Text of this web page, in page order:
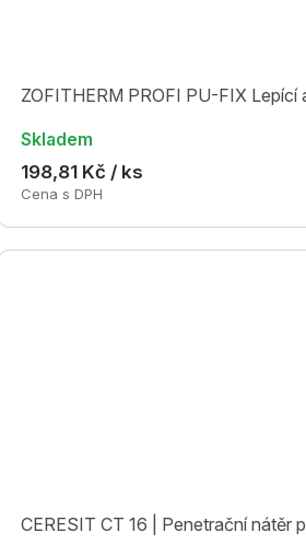
ZOFITHERM PROFI PU-FIX
Skladem
198,81 Kč / ks
Cena s DPH
CERESIT CT 16 | Penetrační nátěr